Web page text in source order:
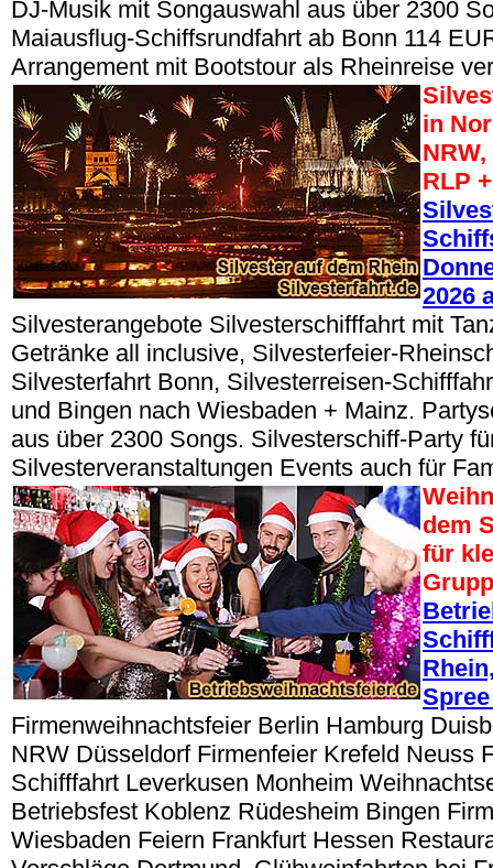
DJ-Musik mit Songauswahl aus über 2300
Maiausflug-Schiffsrundfahrt ab Bonn 114
Arrangement mit Bootstour als Rheinreise
in
RLP
2026
Silvesterangebote Silvesterschifffahrt mit
Getränke all inclusive, Silvesterfeier-
Silvesterfahrt Bonn, Silvesterreisen-
und Bingen nach Wiesbaden + Mainz.
aus über 2300 Songs. Silvesterschiff-Party
Silvesterveranstaltungen Events auch für
dem
für
Firmenweihnachtsfeier Berlin Hamburg
NRW Düsseldorf Firmenfeier Krefeld Neuss
Schifffahrt Leverkusen Monheim
Betriebsfest Koblenz Rüdesheim Bingen
Wiesbaden Feiern Frankfurt Hessen